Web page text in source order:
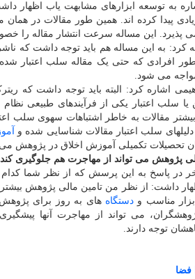
به توسعه ابزارهای مشابهت یاب اظهار
پیدا کرده اند. همین طور مقالات در
این مساله سرعت انتشار مقاله را
کرد: به این مساله هم باید توجه داشت که
افرادی که حتی یک مقاله سلب اعتبار
می شود.
اشاره کرد: البته باید توجه داشت
یا سلب اعتبار یکی از فرآیندهای طبیعی
مقالات به خاطر اشتباهات سهوی سلب
سلب اعتبار مقالات شناسایی شده و
تحصیلات تکمیلی آموزش اخلاق در پژوهش می
پژوهش می تواند از مهاجرت هم جلوگیری کند
در پاسخ به این پرسش که از نظر شما
داشت: از نظر من تامین مالی پژوهش
مناسب و دستگاه های به روز برای پژوهش
می تواند از مهاجرت آنها
توجه دارند.
فضا